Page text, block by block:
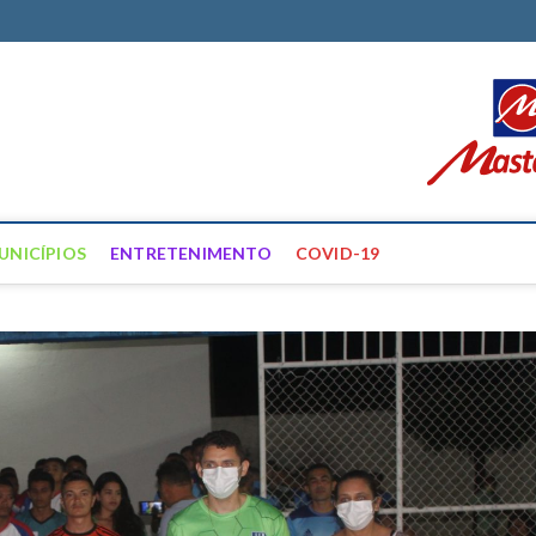
ENTRETENIMENTO COVID-19